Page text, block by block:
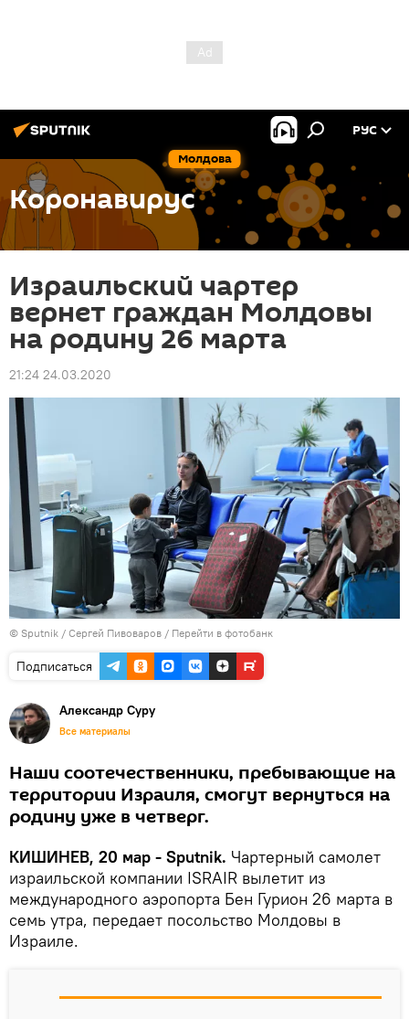
Молдова
РУС
Коронавирус
Израильский чартер
вернет граждан Молдовы
на родину 26 марта
21:24 24.03.2020
© Sputnik / Сергей Пивоваров / Перейти в фотобанк
Подписаться
Александр Суру
Все материалы
Наши соотечественники, пребывающие на
территории Израиля, смогут вернуться на
родину уже в четверг.
КИШИНЕВ, 20 мар - Sputnik. Чартерный самолет
израильской компании ISRAIR вылетит из
международного аэропорта Бен Гурион 26 марта в
семь утра, передает посольство Молдовы в
Израиле.